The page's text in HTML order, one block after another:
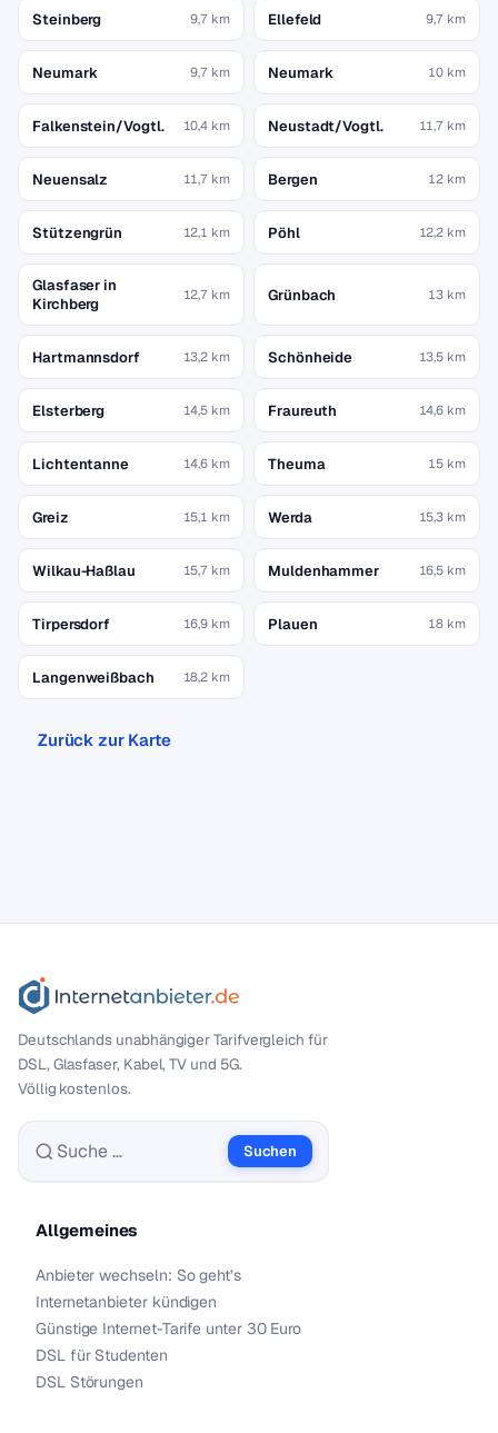
Steinberg 9,7 km Ellefeld 9,7 km
Neumark 9,7 km Neumark 10 km
Falkenstein/Vogtl. 10,4 km Neustadt/Vogtl. 11,7 km
Neuensalz 11,7 km Bergen 12 km
Stützengrün 12,1 km Pöhl 12,2 km
Glasfaser in
Kirchberg
12,7 km Grünbach 13 km
Hartmannsdorf 13,2 km Schönheide 13,5 km
Elsterberg 14,5 km Fraureuth 14,6 km
Lichtentanne 14,6 km Theuma 15 km
Greiz 15,1 km Werda 15,3 km
Wilkau-Haßlau 15,7 km Muldenhammer 16,5 km
Tirpersdorf 16,9 km Plauen 18 km
Langenweißbach 18,2 km
Zurück zur Karte
Deutschlands unabhängiger Tarif­vergleich für
DSL, Glasfaser, Kabel, TV und 5G.
Völlig kostenlos.
Suche nach:
Suchen
Allgemeines
Anbieter wechseln: So geht’s
Internetanbieter kündigen
Günstige Internet-Tarife unter 30 Euro
DSL für Studenten
DSL Störungen